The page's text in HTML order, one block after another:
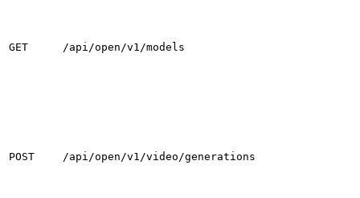
GET /api/open/v1/models
POST /api/open/v1/video/generations